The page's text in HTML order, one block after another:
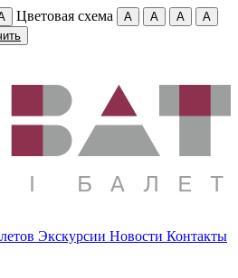
Цветовая схема A A A
A
Экскурсии Новости Контакты